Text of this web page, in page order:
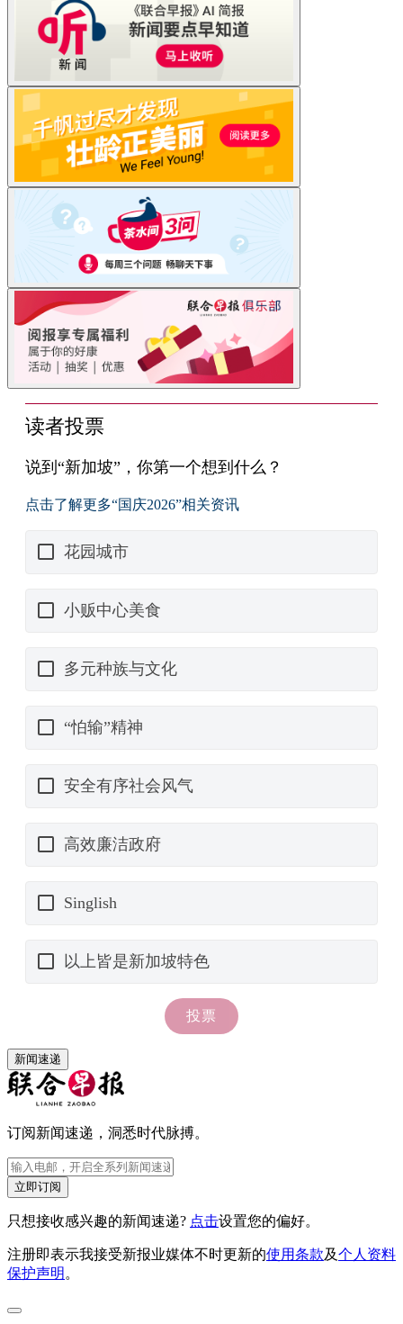
新闻速递
订阅新闻速递，洞悉时代脉搏。
立即订阅
只想接收感兴趣的新闻速递? 点击设置您的偏好。
注册即表示我接受新报业媒体不时更新的使用条款及个人资料
保护声明 。